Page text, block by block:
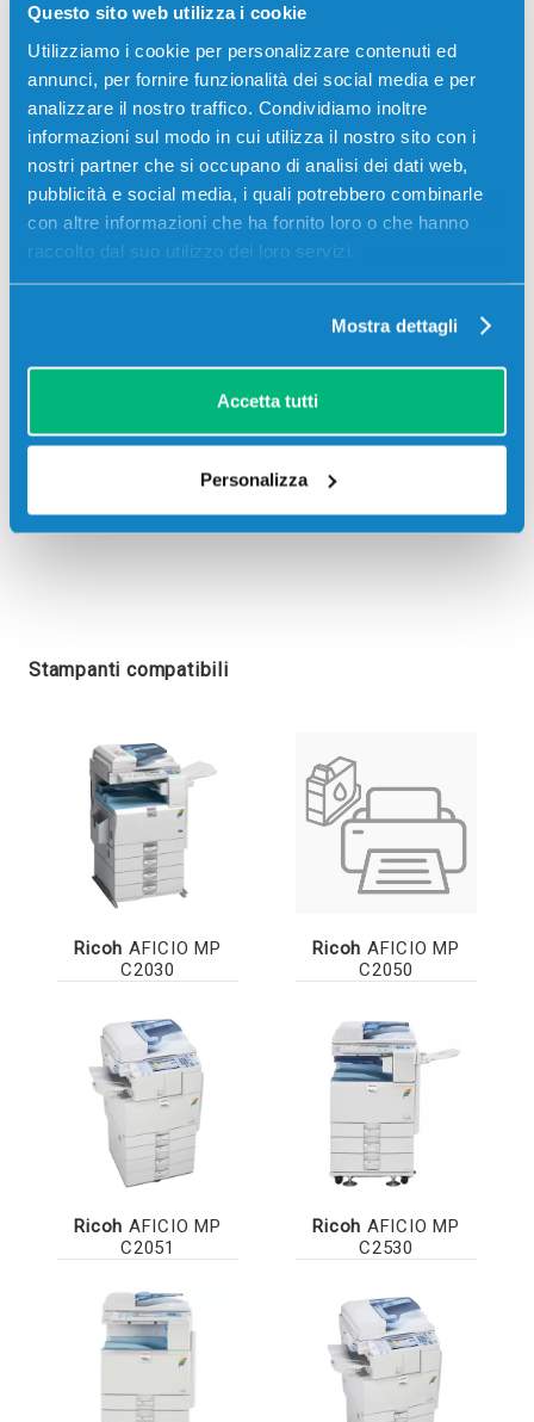
Questo sito web utilizza i cookie
Utilizziamo i cookie per personalizzare contenuti ed
annunci, per fornire funzionalità dei social media e per
analizzare il nostro traffico. Condividiamo inoltre
informazioni sul modo in cui utilizza il nostro sito con i
nostri partner che si occupano di analisi dei dati web,
pubblicità e social media, i quali potrebbero combinarle
con altre informazioni che ha fornito loro o che hanno
raccolto dal suo utilizzo dei loro servizi.
Mostra dettagli
Accetta tutti
Personalizza
MP C2030, Ricoh AFICIO MP C2050, Ricoh AFICIO
MP C2051, Ricoh AFICIO MP C2530, Ricoh AFICIO
MP C2550, Ricoh AFICIO MP C2551
Stampanti compatibili
Ricoh AFICIO MP
C2030
Ricoh AFICIO MP
C2050
Ricoh AFICIO MP
C2051
Ricoh AFICIO MP
C2530